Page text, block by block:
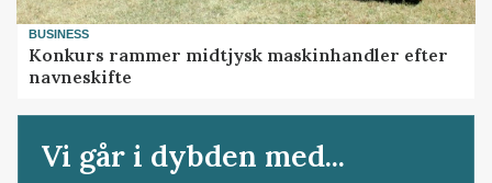
BUSINESS
Konkurs rammer midtjysk maskinhandler efter
navneskifte
Vi går i dybden med...